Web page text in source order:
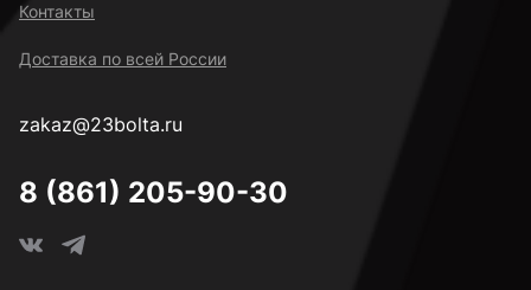
Контакты
Доставка по всей России
zakaz@23bolta.ru
8 (861) 205-90-30